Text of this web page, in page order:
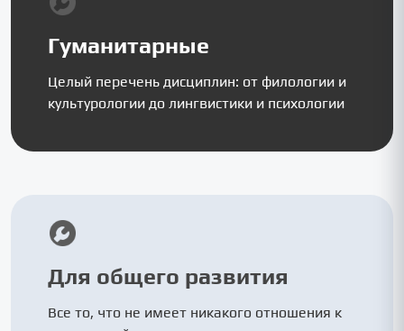
Гуманитарные
Целый перечень дисциплин: от филологии и
культурологии до лингвистики и психологии
Для общего развития
Все то, что не имеет никакого отношения к